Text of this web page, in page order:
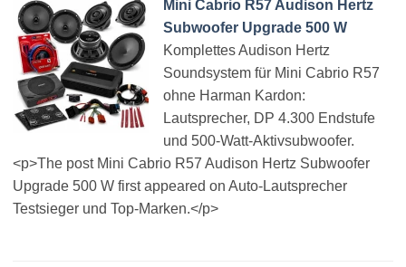
Mini Cabrio R57 Audison Hertz
Subwoofer Upgrade 500 W
Komplettes Audison Hertz
Soundsystem für Mini Cabrio R57
ohne Harman Kardon:
Lautsprecher, DP 4.300 Endstufe
und 500-Watt-Aktivsubwoofer.
<p>The post Mini Cabrio R57 Audison Hertz Subwoofer
Upgrade 500 W first appeared on Auto-Lautsprecher
Testsieger und Top-Marken.</p>